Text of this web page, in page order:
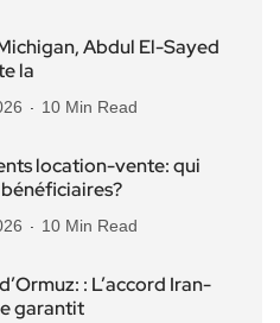
Abdul El-Sayed
la
10 Min Read
location-vente: qui
10 Min Read
: L’accord Iran-
garantit